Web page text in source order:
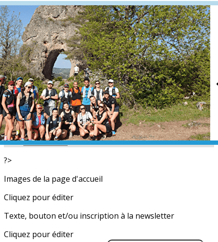
Exporter les lignes sélectionnées
Exporter toutes les colonnes
Exporter uniquement les colonnes affichées
Menu
<
>
L'équipe
Nos partenaires
Actualités
Calendrier
Photos
Newsletters
?>
Images de la page d'accueil
Cliquez pour éditer
Texte, bouton et/ou inscription à la newsletter
Cliquez pour éditer